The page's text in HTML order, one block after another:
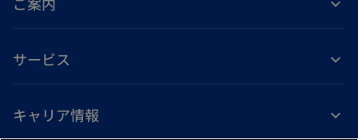
サービス
キャリア情報